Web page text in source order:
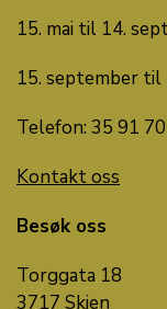
15. mai til 14.
15. september til
Telefon: 35 91
Kontakt oss
Besøk oss
Torggata 18
3717 Skien